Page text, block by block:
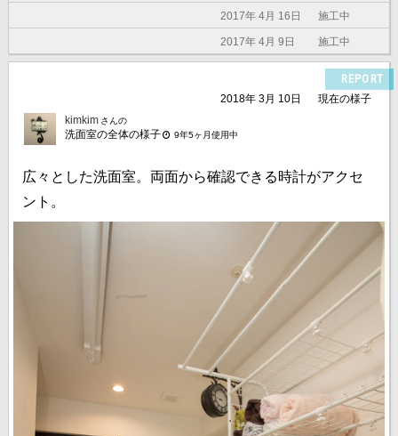
2017年 4月 16日 施工中
2017年 4月 9日 施工中
REPORT
2018年 3月 10日
現在の様子
kimkim さんの
洗面室の全体の様子 9年5ヶ月使用中
広々とした洗面室。両面から確認できる時計がアクセ
ント。